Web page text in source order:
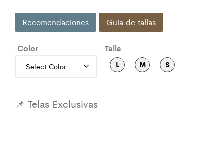
$220,000.
$180,000.
Recomendaciones Guia de tallas
Color Talla
L M S